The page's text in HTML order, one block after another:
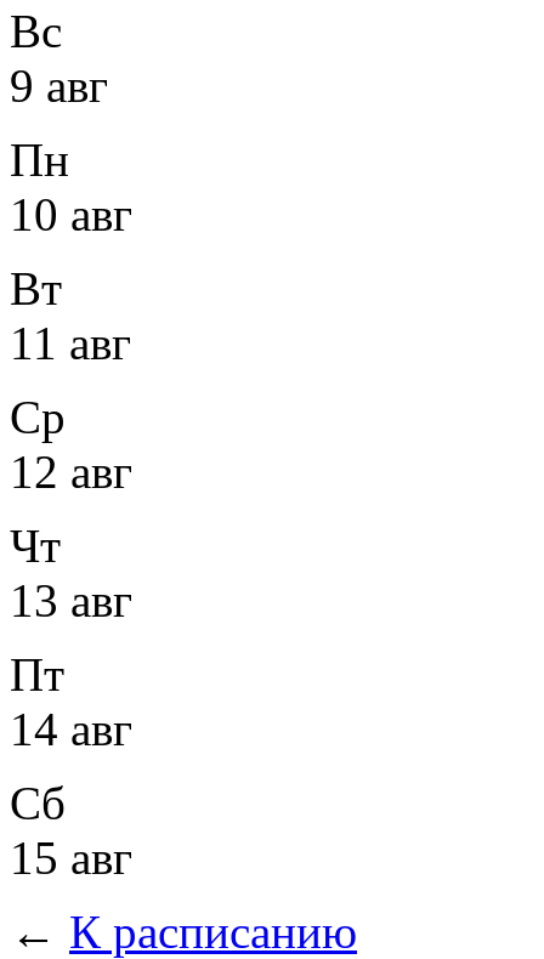
Вс
9 авг
Пн
10 авг
Вт
11 авг
Ср
12 авг
Чт
13 авг
Пт
14 авг
Сб
15 авг
← К расписанию